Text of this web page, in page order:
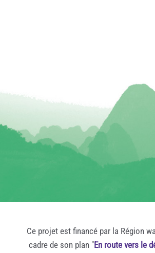
Ce projet est financé par la Région
cadre de son plan "En route vers le